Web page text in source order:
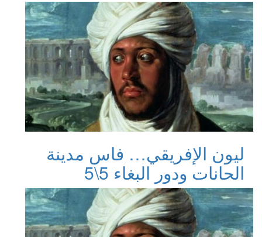
ليون الإفريقي… فاس مدينة
الحانات ودور البغاء 5\5